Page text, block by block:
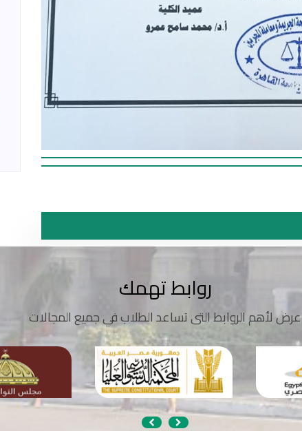
روابط تهمك
عرض لأهم الروابط التى تساعد الطلاب في جميع المجالات